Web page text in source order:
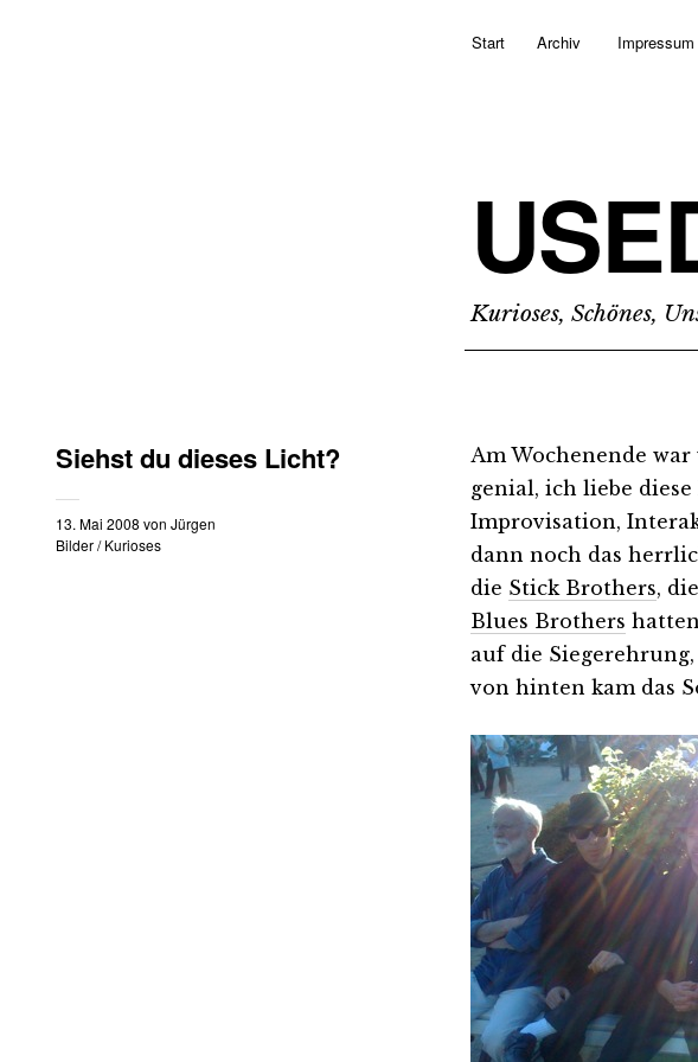
Start Archiv Impressum
Kurioses, Schönes,
Siehst du dieses Licht?
13. Mai 2008 von Jürgen
Bilder/Kurioses
Am Wochenende
genial, ich liebe
Improvisation,
dann noch das
die Stick Brothers,
Blues Brothers
auf die
von hinten kam das